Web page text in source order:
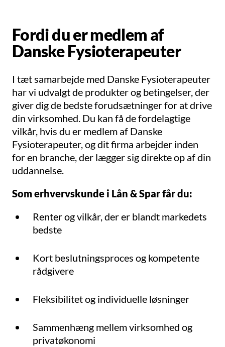
Fordi du er medlem af
Danske Fysioterapeuter
I tæt samarbejde med Danske Fysioterapeuter
har vi udvalgt de produkter og betingelser, der
giver dig de bedste forudsætninger for at drive
din virksomhed. Du kan få de fordelagtige
vilkår, hvis du er medlem af Danske
Fysioterapeuter, og dit firma arbejder inden
for en branche, der lægger sig direkte op af din
uddannelse.
Som erhvervskunde i Lån & Spar får du:
Renter og vilkår, der er blandt markedets
bedste
Kort beslutningsproces og kompetente
rådgivere
Fleksibilitet og individuelle løsninger
Sammenhæng mellem virksomhed og
privatøkonomi